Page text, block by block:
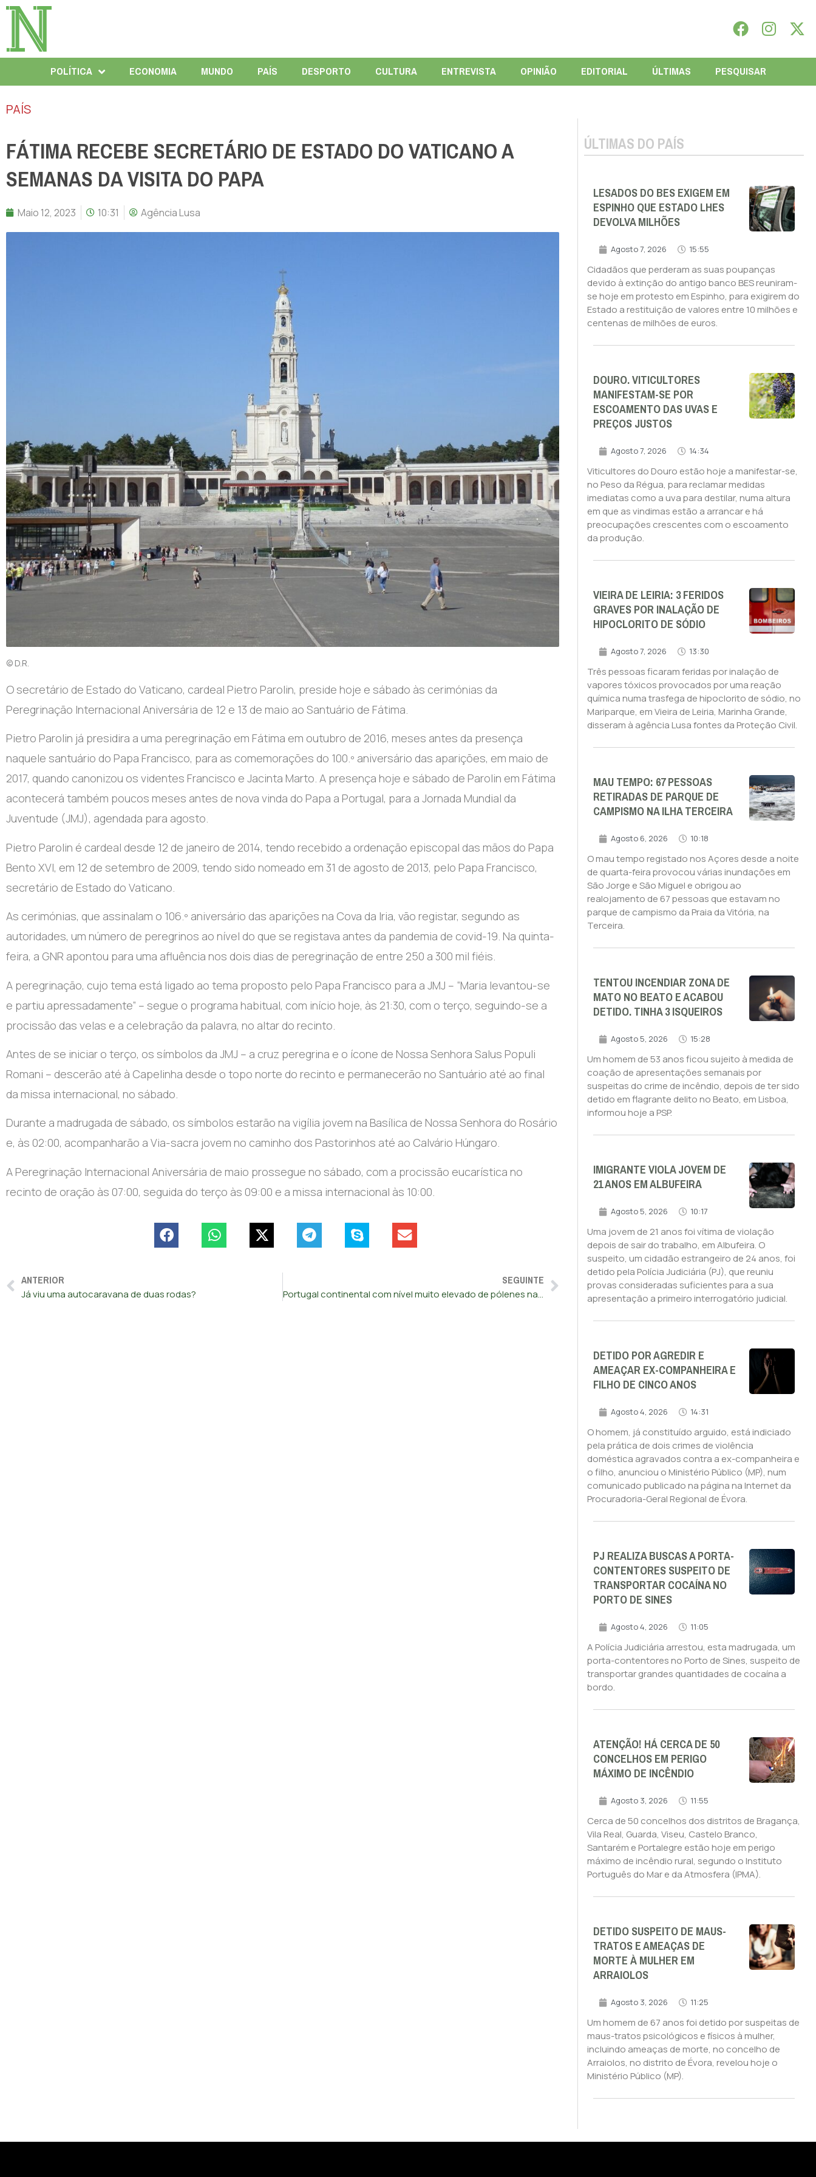
POLÍTICA ECONOMIA MUNDO PAÍS DESPORTO CULTURA ENTREVISTA OPINIÃO EDITORIAL ÚLTIMAS PESQUISAR
PAÍS
FÁTIMA RECEBE SECRETÁRIO DE ESTADO DO VATICANO A
SEMANAS DA VISITA DO PAPA
Maio 12, 2023 10:31 Agência Lusa
© D.R.
O secretário de Estado do Vaticano, cardeal Pietro Parolin, preside hoje e sábado às cerimónias da
Peregrinação Internacional Aniversária de 12 e 13 de maio ao Santuário de Fátima.
Pietro Parolin já presidira a uma peregrinação em Fátima em outubro de 2016, meses antes da presença
naquele santuário do Papa Francisco, para as comemorações do 100.º aniversário das aparições, em maio de
2017, quando canonizou os videntes Francisco e Jacinta Marto. A presença hoje e sábado de Parolin em Fátima
acontecerá também poucos meses antes de nova vinda do Papa a Portugal, para a Jornada Mundial da
Juventude (JMJ), agendada para agosto.
Pietro Parolin é cardeal desde 12 de janeiro de 2014, tendo recebido a ordenação episcopal das mãos do Papa
Bento XVI, em 12 de setembro de 2009, tendo sido nomeado em 31 de agosto de 2013, pelo Papa Francisco,
secretário de Estado do Vaticano.
As cerimónias, que assinalam o 106.º aniversário das aparições na Cova da Iria, vão registar, segundo as
autoridades, um número de peregrinos ao nível do que se registava antes da pandemia de covid-19. Na quinta-
feira, a GNR apontou para uma afluência nos dois dias de peregrinação de entre 250 a 300 mil fiéis.
A peregrinação, cujo tema está ligado ao tema proposto pelo Papa Francisco para a JMJ – “Maria levantou-se
e partiu apressadamente” – segue o programa habitual, com início hoje, às 21:30, com o terço, seguindo-se a
procissão das velas e a celebração da palavra, no altar do recinto.
Antes de se iniciar o terço, os símbolos da JMJ – a cruz peregrina e o ícone de Nossa Senhora Salus Populi
Romani – descerão até à Capelinha desde o topo norte do recinto e permanecerão no Santuário até ao final
da missa internacional, no sábado.
Durante a madrugada de sábado, os símbolos estarão na vigília jovem na Basílica de Nossa Senhora do Rosário
e, às 02:00, acompanharão a Via-sacra jovem no caminho dos Pastorinhos até ao Calvário Húngaro.
A Peregrinação Internacional Aniversária de maio prossegue no sábado, com a procissão eucarística no
recinto de oração às 07:00, seguida do terço às 09:00 e a missa internacional às 10:00.
ANTERIOR
Já viu uma autocaravana de duas rodas?
SEGUINTE
Portugal continental com nível muito elevado de pólenes na atmosfera
ÚLTIMAS DO PAÍS
LESADOS DO BES EXIGEM EM
ESPINHO QUE ESTADO LHES
DEVOLVA MILHÕES
Agosto 7, 2026 15:55
Cidadãos que perderam as suas poupanças
devido à extinção do antigo banco BES reuniram-
se hoje em protesto em Espinho, para exigirem do
Estado a restituição de valores entre 10 milhões e
centenas de milhões de euros.
DOURO. VITICULTORES
MANIFESTAM-SE POR
ESCOAMENTO DAS UVAS E
PREÇOS JUSTOS
Agosto 7, 2026 14:34
Viticultores do Douro estão hoje a manifestar-se,
no Peso da Régua, para reclamar medidas
imediatas como a uva para destilar, numa altura
em que as vindimas estão a arrancar e há
preocupações crescentes com o escoamento
da produção.
VIEIRA DE LEIRIA: 3 FERIDOS
GRAVES POR INALAÇÃO DE
HIPOCLORITO DE SÓDIO
Agosto 7, 2026 13:30
Três pessoas ficaram feridas por inalação de
vapores tóxicos provocados por uma reação
química numa trasfega de hipoclorito de sódio, no
Mariparque, em Vieira de Leiria, Marinha Grande,
disseram à agência Lusa fontes da Proteção Civil.
MAU TEMPO: 67 PESSOAS
RETIRADAS DE PARQUE DE
CAMPISMO NA ILHA TERCEIRA
Agosto 6, 2026 10:18
O mau tempo registado nos Açores desde a noite
de quarta-feira provocou várias inundações em
São Jorge e São Miguel e obrigou ao
realojamento de 67 pessoas que estavam no
parque de campismo da Praia da Vitória, na
Terceira.
TENTOU INCENDIAR ZONA DE
MATO NO BEATO E ACABOU
DETIDO. TINHA 3 ISQUEIROS
Agosto 5, 2026 15:28
Um homem de 53 anos ficou sujeito à medida de
coação de apresentações semanais por
suspeitas do crime de incêndio, depois de ter sido
detido em flagrante delito no Beato, em Lisboa,
informou hoje a PSP.
IMIGRANTE VIOLA JOVEM DE
21 ANOS EM ALBUFEIRA
Agosto 5, 2026 10:17
Uma jovem de 21 anos foi vítima de violação
depois de sair do trabalho, em Albufeira. O
suspeito, um cidadão estrangeiro de 24 anos, foi
detido pela Polícia Judiciária (PJ), que reuniu
provas consideradas suficientes para a sua
apresentação a primeiro interrogatório judicial.
DETIDO POR AGREDIR E
AMEAÇAR EX-COMPANHEIRA E
FILHO DE CINCO ANOS
Agosto 4, 2026 14:31
O homem, já constituído arguido, está indiciado
pela prática de dois crimes de violência
doméstica agravados contra a ex-companheira e
o filho, anunciou o Ministério Público (MP), num
comunicado publicado na página na Internet da
Procuradoria-Geral Regional de Évora.
PJ REALIZA BUSCAS A PORTA-
CONTENTORES SUSPEITO DE
TRANSPORTAR COCAÍNA NO
PORTO DE SINES
Agosto 4, 2026 11:05
A Polícia Judiciária arrestou, esta madrugada, um
porta-contentores no Porto de Sines, suspeito de
transportar grandes quantidades de cocaína a
bordo.
ATENÇÃO! HÁ CERCA DE 50
CONCELHOS EM PERIGO
MÁXIMO DE INCÊNDIO
Agosto 3, 2026 11:55
Cerca de 50 concelhos dos distritos de Bragança,
Vila Real, Guarda, Viseu, Castelo Branco,
Santarém e Portalegre estão hoje em perigo
máximo de incêndio rural, segundo o Instituto
Português do Mar e da Atmosfera (IPMA).
DETIDO SUSPEITO DE MAUS-
TRATOS E AMEAÇAS DE
MORTE À MULHER EM
ARRAIOLOS
Agosto 3, 2026 11:25
Um homem de 67 anos foi detido por suspeitas de
maus-tratos psicológicos e físicos à mulher,
incluindo ameaças de morte, no concelho de
Arraiolos, no distrito de Évora, revelou hoje o
Ministério Público (MP).